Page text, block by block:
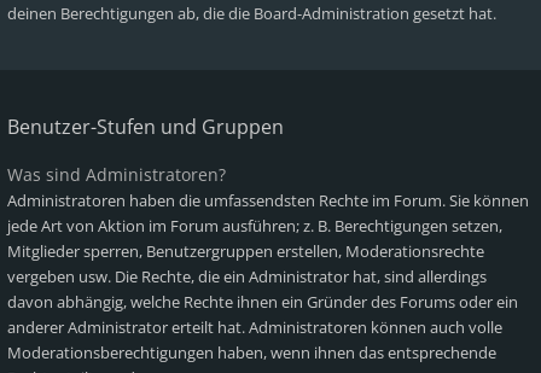
deinen Berechtigungen ab, die die Board-Administration gesetzt hat.
Benutzer-Stufen und Gruppen
Was sind Administratoren?
Administratoren haben die umfassendsten Rechte im Forum. Sie können
jede Art von Aktion im Forum ausführen; z. B. Berechtigungen setzen,
Mitglieder sperren, Benutzergruppen erstellen, Moderationsrechte
vergeben usw. Die Rechte, die ein Administrator hat, sind allerdings
davon abhängig, welche Rechte ihnen ein Gründer des Forums oder ein
anderer Administrator erteilt hat. Administratoren können auch volle
Moderationsberechtigungen haben, wenn ihnen das entsprechende